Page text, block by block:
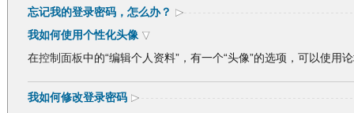
忘记我的登录密码，怎么办？
我如何使用个性化头像
在控制面板中的“编辑个人资料”，有一个“头像”的选项，可以使用
我如何修改登录密码